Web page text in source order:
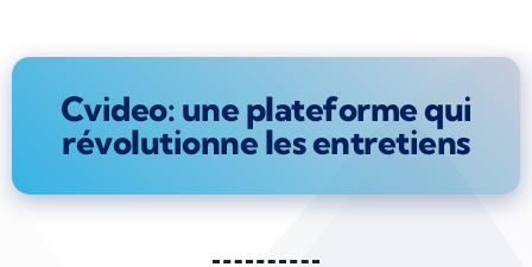
Cvideo: une plateforme qui
révolutionne les entretiens